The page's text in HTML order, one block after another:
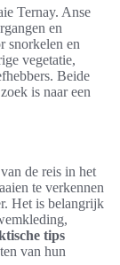
Ternay. Anse
en
snorkelen en
vegetatie,
Beide
is naar een
de reis in het
te verkennen
Het is belangrijk
tips
van hun